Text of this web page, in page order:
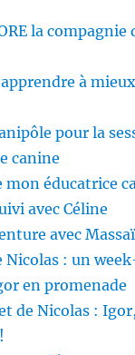
la compagnie
à
pour la
canine
mon éducatrice
avec Céline
avec
Nicolas : un
en promenade
de Nicolas :